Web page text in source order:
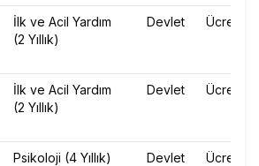
İlk ve Acil Yardım
(2 Yıllık)
Devlet Ücretsiz
İlk ve Acil Yardım
(2 Yıllık)
Devlet Ücretsiz
Psikoloji (4 Yıllık) Devlet Ücretsiz